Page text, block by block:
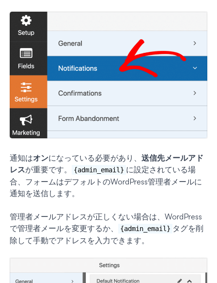
通知はオンになっている必要があり、 送信先メールアド
レスが重要です。 {admin_email} に設定されている場
合、フォームはデフォルトのWordPress管理者メールに
通知を送信します。
管理者メールアドレスが正しくない場合は、WordPress
で管理者メールを変更するか、
{admin_email} タグを削
除して手動でアドレスを入力できます。